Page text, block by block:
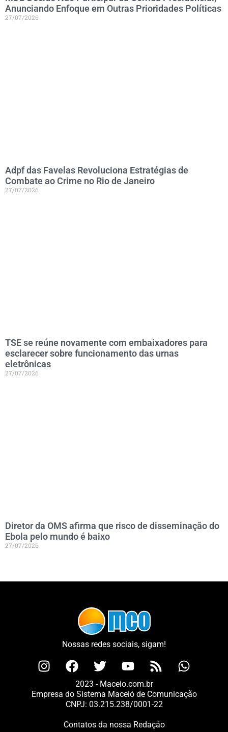
Anunciando Enfoque em Outras Prioridades Políticas
27/07/2026
Adpf das Favelas Revoluciona Estratégias de
Combate ao Crime no Rio de Janeiro
27/07/2026
TSE se reúne novamente com embaixadores para
esclarecer sobre funcionamento das urnas
eletrônicas
27/07/2026
Diretor da OMS afirma que risco de disseminação do
Ebola pelo mundo é baixo
27/07/2026
Nossas redes sociais, sigam!
2023 - Maceio.com.br
Empresa do Sistema Maceió de Comunicação
CNPJ: 03.215.238/0001-22
Contatos da nossa Redação